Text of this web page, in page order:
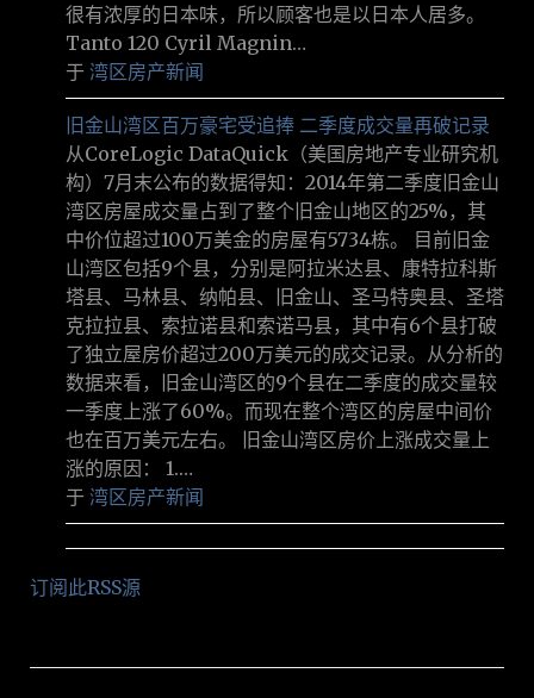
很有浓厚的日本味，所以顾客也是以日本人居多。
Tanto 120 Cyril Magnin…
于 湾区房产新闻
旧金山湾区百万豪宅受追捧 二季度成交量再破记录
从CoreLogic DataQuick（美国房地产专业研究机
构）7月末公布的数据得知：2014年第二季度旧金山
湾区房屋成交量占到了整个旧金山地区的25%，其
中价位超过100万美金的房屋有5734栋。 目前旧金
山湾区包括9个县，分别是阿拉米达县、康特拉科斯
塔县、马林县、纳帕县、旧金山、圣马特奥县、圣塔
克拉拉县、索拉诺县和索诺马县，其中有6个县打破
了独立屋房价超过200万美元的成交记录。从分析的
数据来看，旧金山湾区的9个县在二季度的成交量较
一季度上涨了60%。而现在整个湾区的房屋中间价
也在百万美元左右。 旧金山湾区房价上涨成交量上
涨的原因： 1.…
于 湾区房产新闻
订阅此RSS源